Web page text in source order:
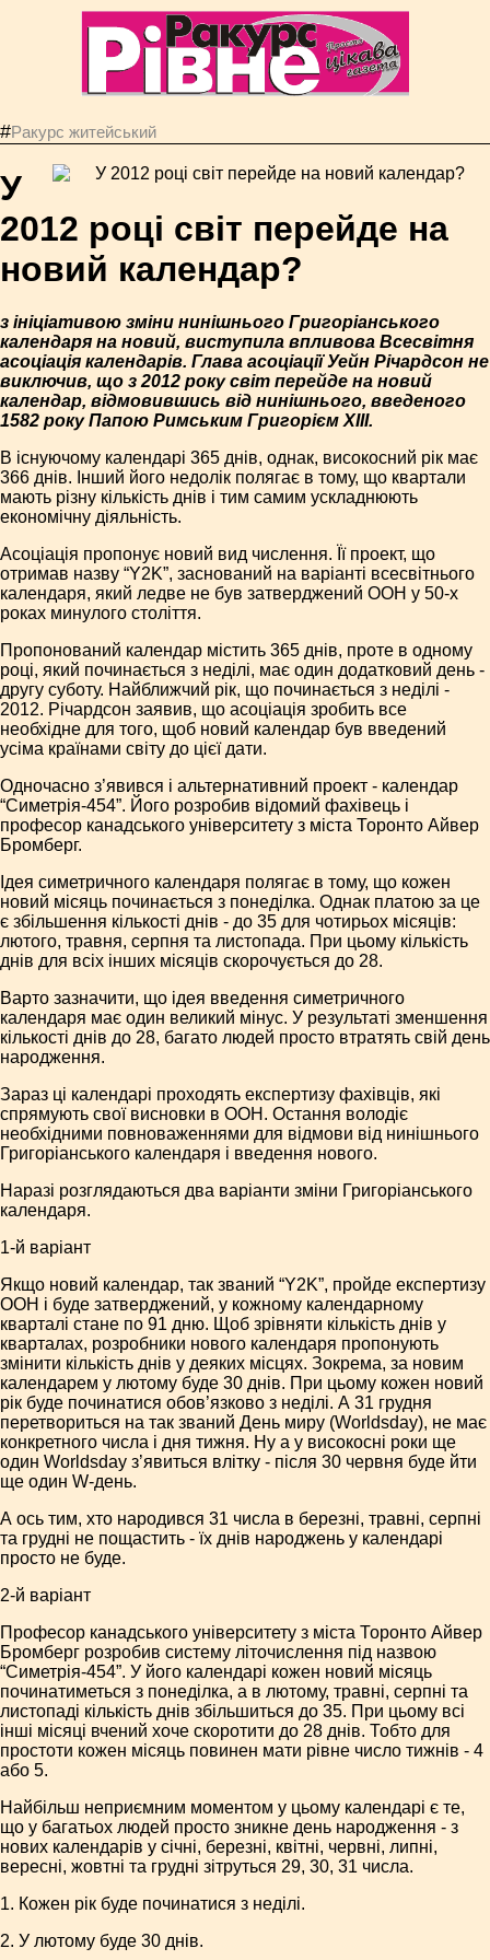
#Ракурс житейський
У
2012 році світ перейде на
новий календар?
з ініціативою зміни нинішнього Григоріанського
календаря на новий, виступила впливова Всесвітня
асоціація календарів. Глава асоціації Уейн Річардсон не
виключив, що з 2012 року світ перейде на новий
календар, відмовившись від нинішнього, введеного
1582 року Папою Римським Григорієм ХIII.
В існуючому календарі 365 днів, однак, високосний рік має
366 днів. Інший його недолік полягає в тому, що квартали
мають різну кількість днів і тим самим ускладнюють
економічну діяльність.
Асоціація пропонує новий вид числення. Її проект, що
отримав назву “Y2K”, заснований на варіанті всесвітнього
календаря, який ледве не був затверджений ООН у 50-х
роках минулого століття.
Пропонований календар містить 365 днів, проте в одному
році, який починається з неділі, має один додатковий день -
другу суботу. Найближчий рік, що починається з неділі -
2012. Річардсон заявив, що асоціація зробить все
необхідне для того, щоб новий календар був введений
усіма країнами світу до цієї дати.
Одночасно з’явився і альтернативний проект - календар
“Симетрія-454”. Його розробив відомий фахівець і
професор канадського університету з міста Торонто Айвер
Бромберг.
Ідея симетричного календаря полягає в тому, що кожен
новий місяць починається з понеділка. Однак платою за це
є збільшення кількості днів - до 35 для чотирьох місяців:
лютого, травня, серпня та листопада. При цьому кількість
днів для всіх інших місяців скорочується до 28.
Варто зазначити, що ідея введення симетричного
календаря має один великий мінус. У результаті зменшення
кількості днів до 28, багато людей просто втратять свій день
народження.
Зараз ці календарі проходять експертизу фахівців, які
спрямують свої висновки в ООН. Остання володіє
необхідними повноваженнями для відмови від нинішнього
Григоріанського календаря і введення нового.
Наразі розглядаються два варіанти зміни Григоріанського
календаря.
1-й варіант
Якщо новий календар, так званий “Y2K”, пройде експертизу
ООН і буде затверджений, у кожному календарному
кварталі стане по 91 дню. Щоб зрівняти кількість днів у
кварталах, розробники нового календаря пропонують
змінити кількість днів у деяких місцях. Зокрема, за новим
календарем у лютому буде 30 днів. При цьому кожен новий
рік буде починатися обов’язково з неділі. А 31 грудня
перетвориться на так званий День миру (Worldsday), не має
конкретного числа і дня тижня. Ну а у високосні роки ще
один Worldsday з’явиться влітку - після 30 червня буде йти
ще один W-день.
А ось тим, хто народився 31 числа в березні, травні, серпні
та грудні не пощастить - їх днів народжень у календарі
просто не буде.
2-й варіант
Професор канадського університету з міста Торонто Айвер
Бромберг розробив систему літочислення під назвою
“Симетрія-454”. У його календарі кожен новий місяць
починатиметься з понеділка, а в лютому, травні, серпні та
листопаді кількість днів збільшиться до 35. При цьому всі
інші місяці вчений хоче скоротити до 28 днів. Тобто для
простоти кожен місяць повинен мати рівне число тижнів - 4
або 5.
Найбільш неприємним моментом у цьому календарі є те,
що у багатьох людей просто зникне день народження - з
нових календарів у січні, березні, квітні, червні, липні,
вересні, жовтні та грудні зітруться 29, 30, 31 числа.
1. Кожен рік буде починатися з неділі.
2. У лютому буде 30 днів.